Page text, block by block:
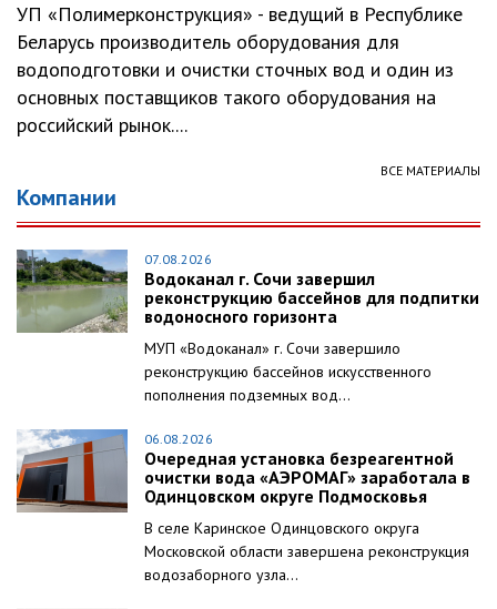
УП «Полимерконструкция» - ведущий в Республике
Беларусь производитель оборудования для
водоподготовки и очистки сточных вод и один из
основных поставщиков такого оборудования на
российский рынок....
ВСЕ МАТЕРИАЛЫ
Компании
07.08.2026
Водоканал г. Сочи завершил
реконструкцию бассейнов для подпитки
водоносного горизонта
МУП «Водоканал» г. Сочи завершило
реконструкцию бассейнов искусственного
пополнения подземных вод...
06.08.2026
Очередная установка безреагентной
очистки вода «АЭРОМАГ» заработала в
Одинцовском округе Подмосковья
В селе Каринское Одинцовского округа
Московской области завершена реконструкция
водозаборного узла...